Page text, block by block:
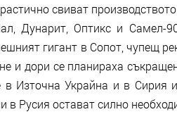
свиват
Дунарит, Оптикс и Самел-
гигант в Сопот, чупещ
и дори се планираха
в Източна Украйна и в Сирия
в Русия остават силно